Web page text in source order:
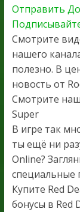
Отправить
Смотрите
нашего
полезно. В
новость от
Смотрите
Super
В игре так
ты ещё ни
Online?
специальные
Купите Red
бонусы в Red